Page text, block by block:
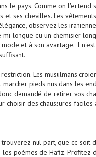
le pays. Comme on
ses chevilles. Les
observez les
longue ou un chemisier
et à son avantage. Il
restriction. Les musulmans
pieds nus dans les
demandé de retirer vos
choisir des chaussures faciles
nul part, que ce soit
poèmes de Hafiz. Profitez